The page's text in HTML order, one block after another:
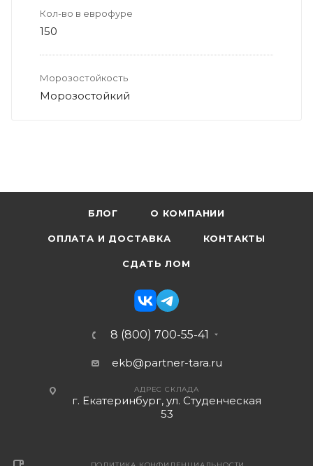
Кол-во в еврофуре
150
Морозостойкость
Морозостойкий
БЛОГ О КОМПАНИИ
ОПЛАТА И ДОСТАВКА КОНТАКТЫ
СДАТЬ ЛОМ
8 (800) 700-55-41
ekb@partner-tara.ru
АДРЕС СКЛАДА
г. Екатеринбург, ул. Студенческая
53